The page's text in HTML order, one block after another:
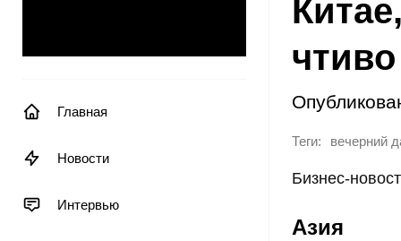
Главная
Новости
Интервью
Теги: вечерний
Бизнес-
Азия